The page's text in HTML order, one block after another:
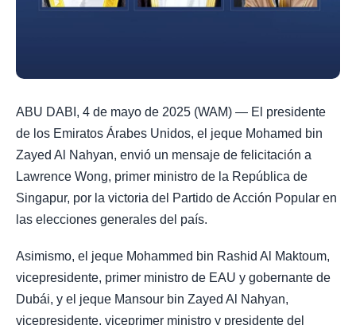
ABU DABI, 4 de mayo de 2025 (WAM) — El presidente
de los Emiratos Árabes Unidos, el jeque Mohamed bin
Zayed Al Nahyan, envió un mensaje de felicitación a
Lawrence Wong, primer ministro de la República de
Singapur, por la victoria del Partido de Acción Popular en
las elecciones generales del país.
Asimismo, el jeque Mohammed bin Rashid Al Maktoum,
vicepresidente, primer ministro de EAU y gobernante de
Dubái, y el jeque Mansour bin Zayed Al Nahyan,
vicepresidente, viceprimer ministro y presidente del